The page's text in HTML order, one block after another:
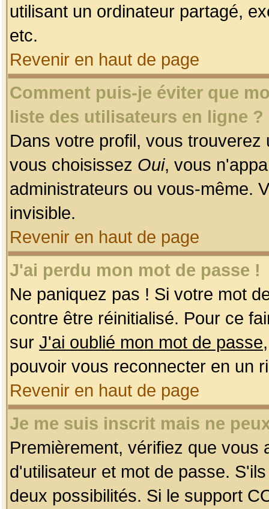
utilisant un ordinateur partagé,
etc.
Revenir en haut de page
Comment puis-je éviter que
liste des utilisateurs en ligne ?
Dans votre profil, vous
vous choisissez Oui, vous
administrateurs ou vous-même.
invisible.
Revenir en haut de page
J'ai perdu mon mot de passe !
Ne paniquez pas ! Si votre mot
contre être réinitialisé. Pour ce
sur J'ai oublié mon mot de passe
pouvoir vous reconnecter en un
Revenir en haut de page
Je me suis inscrit mais ne
Premièrement, vérifiez que
d'utilisateur et mot de passe.
deux possibilités. Si le support